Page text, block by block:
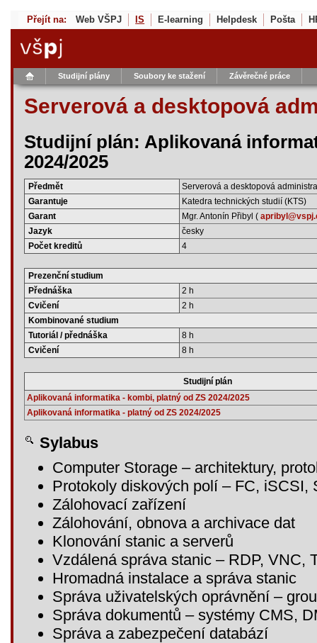
Přejít na: Web VŠPJ IS E-learning Helpdesk Pošta
Studijní plány Soubory ke stažení Závěrečné práce
Serverová a desktopová
Studijní plán: Aplikovaná
2024/2025
Předmět
Serverová a desktopová
Garantuje
Katedra technických studií (KTS)
Garant
Mgr. Antonín Přibyl (
Jazyk
česky
Počet kreditů
4
Prezenční studium
Přednáška
2 h
Cvičení
2 h
Kombinované studium
Tutoriál / přednáška
8 h
Cvičení
8 h
Studijní plán
Aplikovaná informatika - kombi, platný od ZS 2024/2025
Aplikovaná informatika - platný od ZS 2024/2025
Sylabus
Computer Storage – architektury,
Protokoly diskových polí – FC, iSCSI,
Zálohovací zařízení
Zálohování, obnova a archivace dat
Klonování stanic a serverů
Vzdálená správa stanic – RDP, VNC,
Hromadná instalace a správa stanic
Správa uživatelských oprávnění –
Správa dokumentů – systémy CMS,
Správa a zabezpečení databází